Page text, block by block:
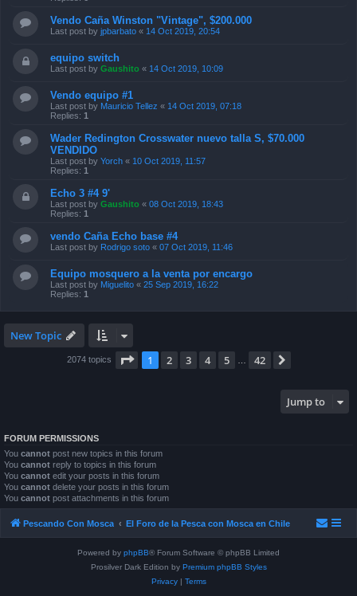
Vendo Caña Winston "Vintage", $200.000
Last post by jpbarbato « 14 Oct 2019, 20:54
equipo switch
Last post by Gaushito « 14 Oct 2019, 10:09
Vendo equipo #1
Last post by Mauricio Tellez « 14 Oct 2019, 07:18
Replies: 1
Wader Redington Crosswater nuevo talla S, $70.000
VENDIDO
Last post by Yorch « 10 Oct 2019, 11:57
Replies: 1
Echo 3 #4 9'
Last post by Gaushito « 08 Oct 2019, 18:43
Replies: 1
vendo Caña Echo base #4
Last post by Rodrigo soto « 07 Oct 2019, 11:46
Equipo mosquero a la venta por encargo
Last post by Miguelito « 25 Sep 2019, 16:22
Replies: 1
New Topic
2074 topics Page 1of 42
1 2 3 4 5 42
Jump to
FORUM PERMISSIONS
You cannot post new topics in this forum
You cannot reply to topics in this forum
You cannot edit your posts in this forum
You cannot delete your posts in this forum
You cannot post attachments in this forum
Pescando Con Mosca El Foro de la Pesca con Mosca en Chile
Powered by phpBB® Forum Software © phpBB Limited
Prosilver Dark Edition by Premium phpBB Styles
Privacy| Terms